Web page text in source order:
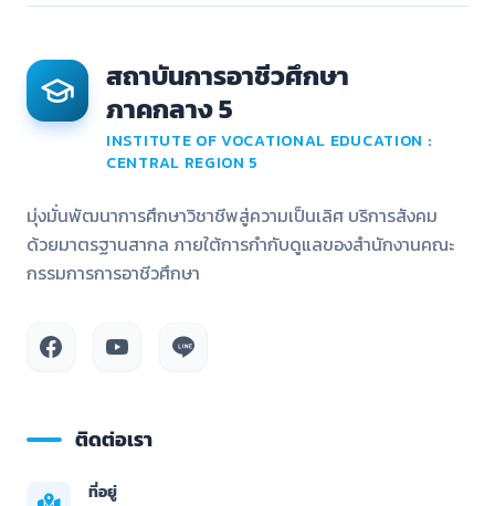
สถาบันการอาชีวศึกษา
ภาคกลาง 5
INSTITUTE OF VOCATIONAL EDUCATION :
CENTRAL REGION 5
มุ่งมั่นพัฒนาการศึกษาวิชาชีพสู่ความเป็นเลิศ บริการสังคม
ด้วยมาตรฐานสากล ภายใต้การกำกับดูแลของสำนักงานคณะ
กรรมการการอาชีวศึกษา
ติดต่อเรา
ที่อยู่